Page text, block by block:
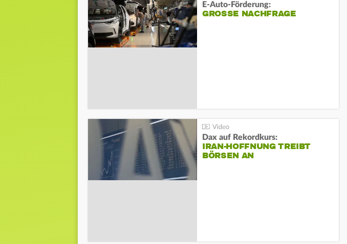
E-Auto-Förderung:
GROSSE NACHFRAGE
Dax auf Rekordkurs:
IRAN-HOFFNUNG TREIBT
BÖRSEN AN